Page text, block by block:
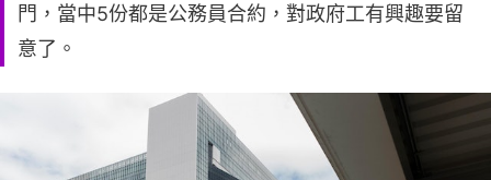
門，當中5份都是公務員合約，對政府工有興趣要留
意了。